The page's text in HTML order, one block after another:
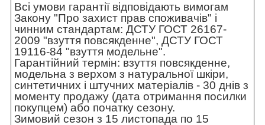
Всі умови гарантії відповідають вимогам
Закону "Про захист прав споживачів" і
чинним стандартам: ДСТУ ГОСТ 26167-
2009 "взуття повсякденне", ДСТУ ГОСТ
19116-84 "взуття модельне".
Гарантійний термін: взуття повсякденне,
модельна з верхом з натуральної шкіри,
синтетичних і штучних матеріалів - 30 днів з
моменту продажу (дата отримання посилки
покупцем) або початку сезону.
Зимовий сезон з 15 листопада по 15